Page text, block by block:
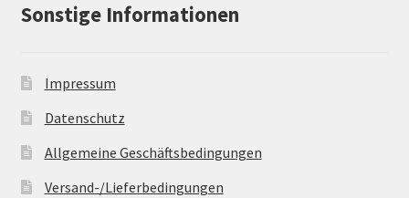
Sonstige Informationen
Impressum
Datenschutz
Allgemeine Geschäftsbedingungen
Versand-/Lieferbedingungen